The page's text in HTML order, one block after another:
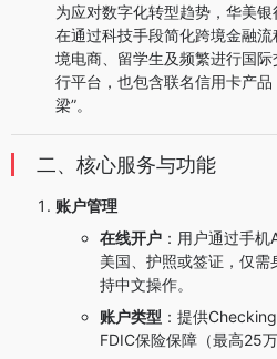
为应对数字化转型趋势，华美
在通过科技手段简化跨境金融
境电商、留学生及频繁进行国
行平台，也包含联名信用卡产
梁”。
二、核心服务与功能
账户管理
在线开户 ：用户通过手
美国、护照或签证，仅
持中文操作。
账户类型 ：提供
FDIC保险保障（最高25万